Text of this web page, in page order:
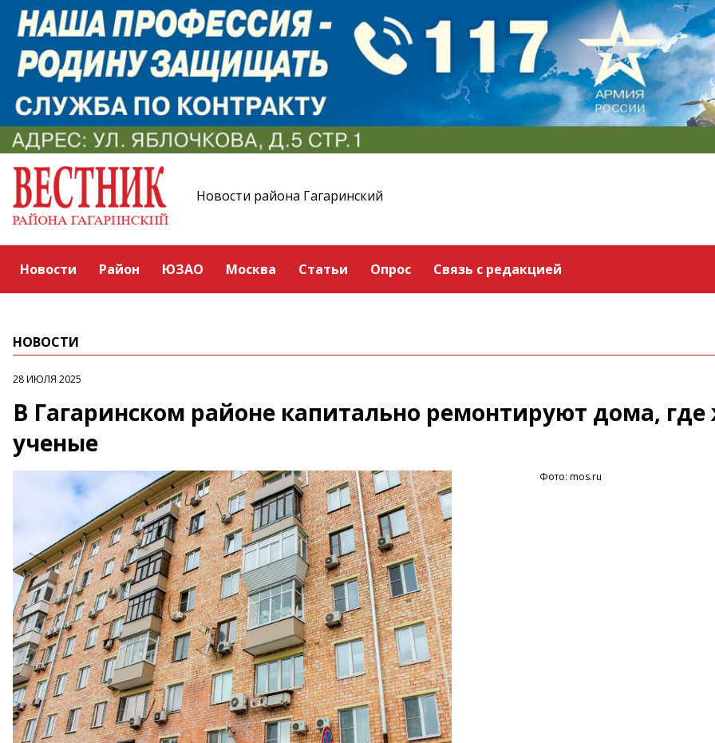
Новости района Гагаринский
Новости Район ЮЗАО Москва Статьи Опрос Связь с редакцией
НОВОСТИ
28 ИЮЛЯ 2025
В Гагаринском районе капитально ремонтируют дома,
ученые
Фото: mos.ru